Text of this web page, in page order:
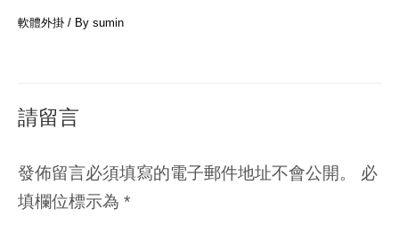
軟體外掛 / By sumin
請留言
發佈留言必須填寫的電子郵件地址不會公開。
必
填欄位標示為 *